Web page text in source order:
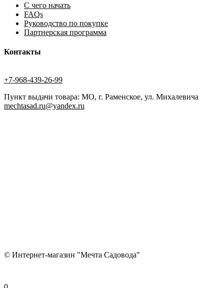
С чего начать
FAQs
Руководство по покупке
Партнерская программа
Контакты
+7-968-439-26-99
Пункт выдачи товара: МО, г. Раменское, ул. Михалевича
mechtasad.ru@yandex.ru
© Интернет-магазин "Мечта Садовода"